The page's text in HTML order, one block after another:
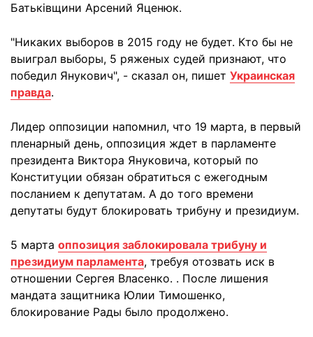
Батьківщини Арсений Яценюк.
"Никаких выборов в 2015 году не будет. Кто бы не
выиграл выборы, 5 ряженых судей признают, что
победил Янукович", - сказал он, пишет Украинская
правда.
Лидер оппозиции напомнил, что 19 марта, в первый
пленарный день, оппозиция ждет в парламенте
президента Виктора Януковича, который по
Конституции обязан обратиться с ежегодным
посланием к депутатам. А до того времени
депутаты будут блокировать трибуну и президиум.
5 марта оппозиция заблокировала трибуну и
президиум парламента, требуя отозвать иск в
отношении Сергея Власенко. . После лишения
мандата защитника Юлии Тимошенко,
блокирование Рады было продолжено.